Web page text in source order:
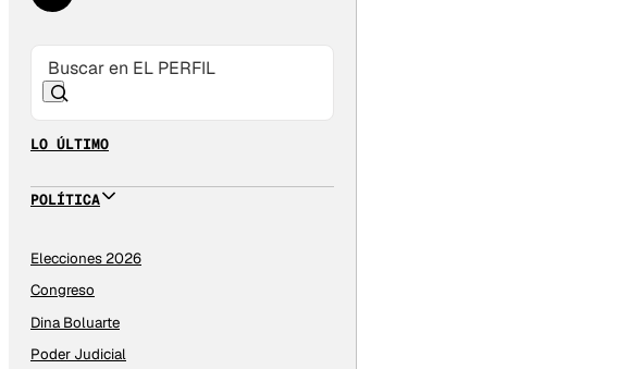
LO ÚLTIMO
POLÍTICA
Elecciones 2026
Congreso
Dina Boluarte
Poder Judicial